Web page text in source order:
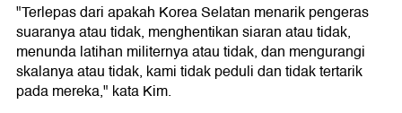
"Terlepas dari apakah Korea Selatan menarik pengeras
suaranya atau tidak, menghentikan siaran atau tidak,
menunda latihan militernya atau tidak, dan mengurangi
skalanya atau tidak, kami tidak peduli dan tidak tertarik
pada mereka," kata Kim.